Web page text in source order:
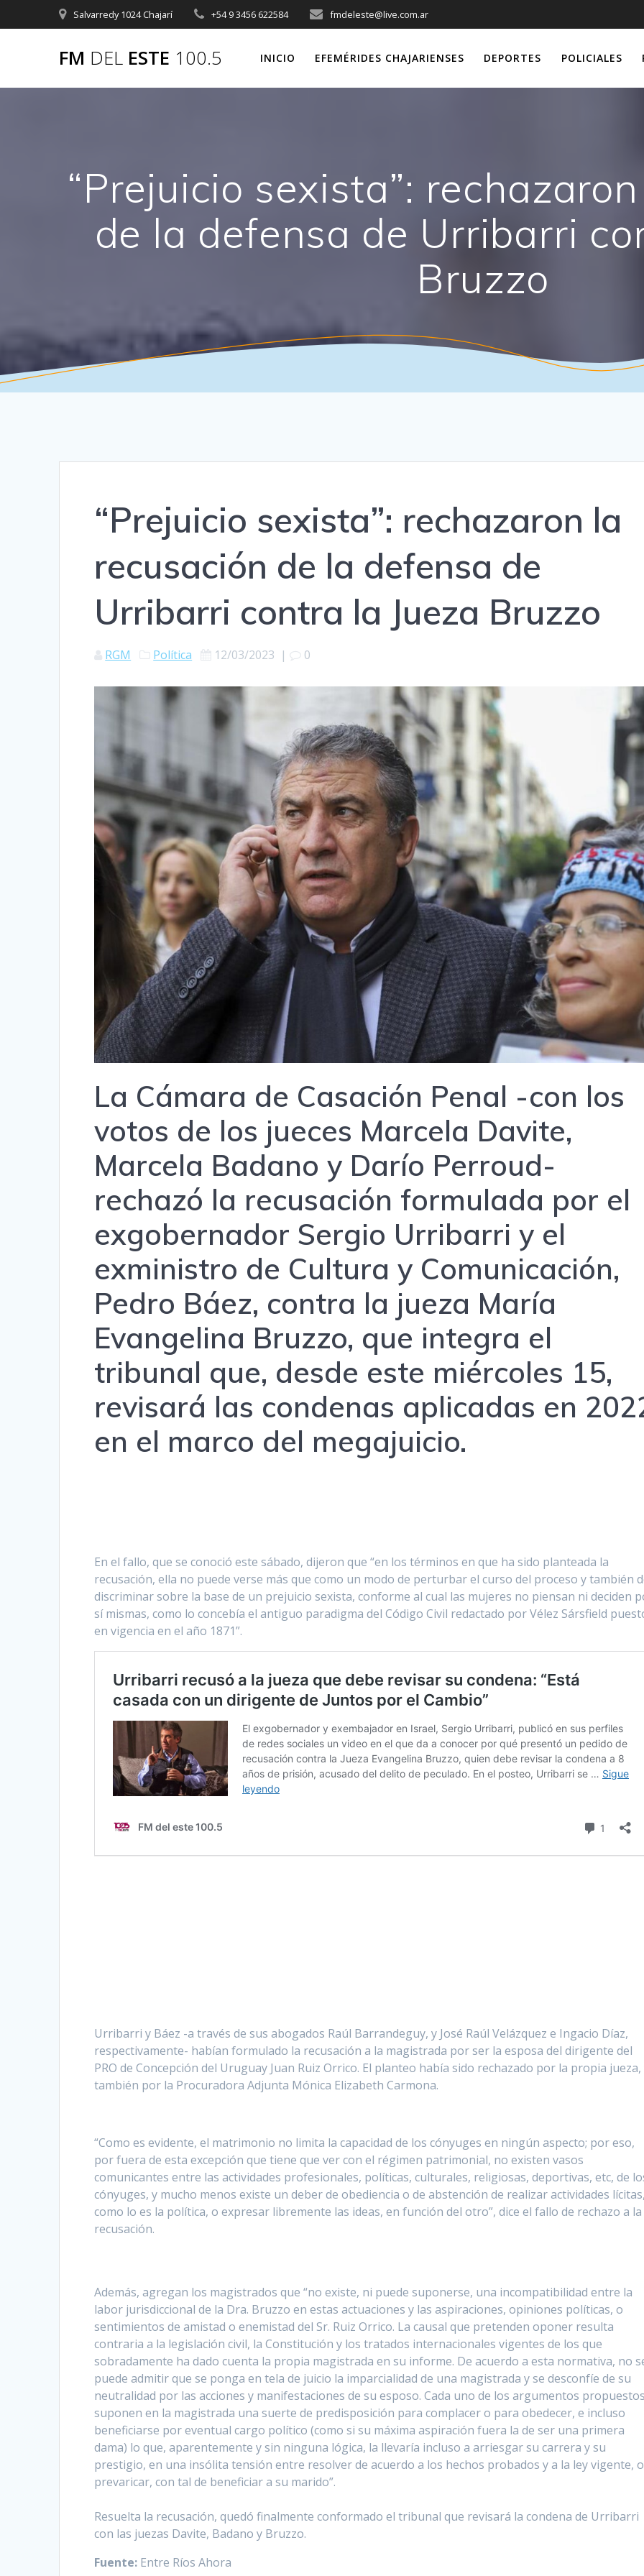
al
Salvarredy 1024 Chajarí +54 9 3456 622584 fmdeleste@live.com.ar
FM DEL ESTE 100.5 INICIO EFEMÉRIDES CHAJARIENSES DEPORTES POLICIALES
“Prejuicio sexista”:
de la defensa de Urribarri
Bruzzo
“Prejuicio sexista”: rechazaron la
recusación de la defensa de
Urribarri contra la Jueza Bruzzo
RGM Política 12/03/2023 | 0
La Cámara de Casación Penal -con los
votos de los jueces Marcela Davite,
Marcela Badano y Darío Perroud-
rechazó la recusación formulada por el
exgobernador Sergio Urribarri y el
exministro de Cultura y Comunicación,
Pedro Báez, contra la jueza María
Evangelina Bruzzo, que integra el
tribunal que, desde este miércoles 15,
revisará las condenas aplicadas en
en el marco del megajuicio.
En el fallo, que se conoció este sábado, dijeron que “en los términos en que ha sido planteada la
recusación, ella no puede verse más que como un modo de perturbar el curso del proceso y también
discriminar sobre la base de un prejuicio sexista, conforme al cual las mujeres no piensan ni deciden
sí mismas, como lo concebía el antiguo paradigma del Código Civil redactado por Vélez Sársfield
en vigencia en el año 1871”.
Urribarri y Báez -a través de sus abogados Raúl Barrandeguy, y José Raúl Velázquez e Ingacio Díaz,
respectivamente- habían formulado la recusación a la magistrada por ser la esposa del dirigente del
PRO de Concepción del Uruguay Juan Ruiz Orrico. El planteo había sido rechazado por la propia jueza,
también por la Procuradora Adjunta Mónica Elizabeth Carmona.
“Como es evidente, el matrimonio no limita la capacidad de los cónyuges en ningún aspecto; por eso,
por fuera de esta excepción que tiene que ver con el régimen patrimonial, no existen vasos
comunicantes entre las actividades profesionales, políticas, culturales, religiosas, deportivas, etc, de
cónyuges, y mucho menos existe un deber de obediencia o de abstención de realizar actividades
como lo es la política, o expresar libremente las ideas, en función del otro”, dice el fallo de rechazo a la
recusación.
Además, agregan los magistrados que “no existe, ni puede suponerse, una incompatibilidad entre la
labor jurisdiccional de la Dra. Bruzzo en estas actuaciones y las aspiraciones, opiniones políticas, o
sentimientos de amistad o enemistad del Sr. Ruiz Orrico. La causal que pretenden oponer resulta
contraria a la legislación civil, la Constitución y los tratados internacionales vigentes de los que
sobradamente ha dado cuenta la propia magistrada en su informe. De acuerdo a esta normativa, no
puede admitir que se ponga en tela de juicio la imparcialidad de una magistrada y se desconfíe de su
neutralidad por las acciones y manifestaciones de su esposo. Cada uno de los argumentos
suponen en la magistrada una suerte de predisposición para complacer o para obedecer, e incluso
beneficiarse por eventual cargo político (como si su máxima aspiración fuera la de ser una primera
dama) lo que, aparentemente y sin ninguna lógica, la llevaría incluso a arriesgar su carrera y su
prestigio, en una insólita tensión entre resolver de acuerdo a los hechos probados y a la ley vigente, o
prevaricar, con tal de beneficiar a su marido”.
Resuelta la recusación, quedó finalmente conformado el tribunal que revisará la condena de Urribarri
con las juezas Davite, Badano y Bruzzo.
Fuente: Entre Ríos Ahora